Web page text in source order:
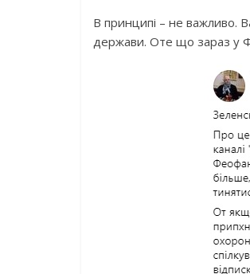
В принципі – не важливо.
держави. Оте що зараз у